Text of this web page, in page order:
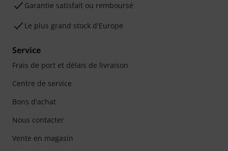
Garantie satisfait ou remboursé
Le plus grand stock d'Europe
Service
Frais de port et délais de livraison
Centre de service
Bons d'achat
Nous contacter
Vente en magasin